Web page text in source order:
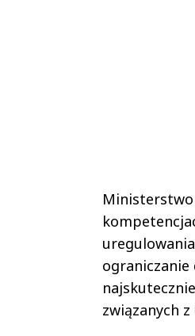
Ministerstwo
związanych